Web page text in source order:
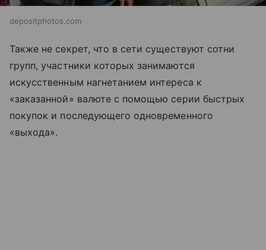
depositphotos.com
Также не секрет, что в сети существуют сотни
групп, участники которых занимаются
искусственным нагнетанием интереса к
«заказанной» валюте с помощью серии быстрых
покупок и последующего одновременного
«выхода».